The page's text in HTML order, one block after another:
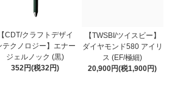
【CDT/クラフトデザイ
テクノロジー】エナー
ジェルノック (黒)
352円(税32円)
【TWSBI/ツイスビー】
ダイヤモンド580 アイリ
ス (EF/極細)
20,900円(税1,900円)